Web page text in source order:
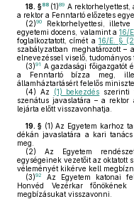
18. §88 (1)89 A rektorhelyettest,
a rektor a Fenntartó előzetes
(2)90
Rektorhelyettesi,
egyetemi docens, valamint a16/
foglalkoztatott, címét a 16/E. §
szabályzatban meghatározott –
elnevezéssel viselő,
(3)91 A gazdasági főigazgatót
a Fenntartó bízza meg,
államháztartásért felelős
(4) Az (1) bekezdés szerinti
szenátus javaslatára – a rektor
lejárta előtt visszavonhatja.
19. § (1) Az Egyetem karhoz
dékán javaslatára a kari
meg.
(2) Az Egyetem
egységeinek vezetőit az oktatott
véleményét kikérve kell
(3)92
Az Egyetem katonai
Honvéd Vezérkar
megbízásukat visszavonni.